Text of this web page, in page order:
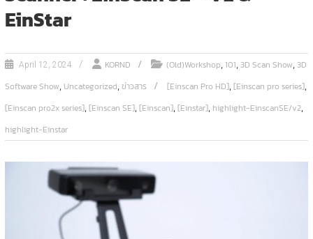
EinStar
April 12, 2024 KORND (Old)Workshop,101,3D Scan Show,3D
Software Show, Uncategorized,ข่าวสาร [Einscan Pro HD],[Einscan pro series],
[Einscan pro2x series],[Einscan SE],[Einscan],[Einstar], highlight-EinscanSE/v2,
highlight-Einstar